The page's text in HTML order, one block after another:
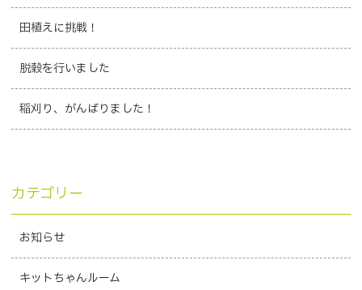
田植えに挑戦！
脱穀を行いました
稲刈り、がんばりました！
カテゴリー
お知らせ
キットちゃんルーム